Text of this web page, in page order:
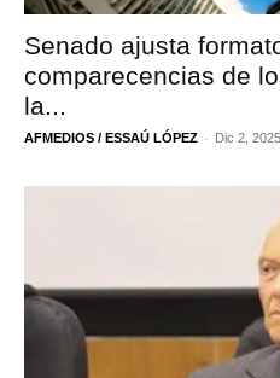
Senado ajusta
comparecencias de
la...
AFMEDIOS / ESSAÚ LÓPEZ - Dic 2, 2025